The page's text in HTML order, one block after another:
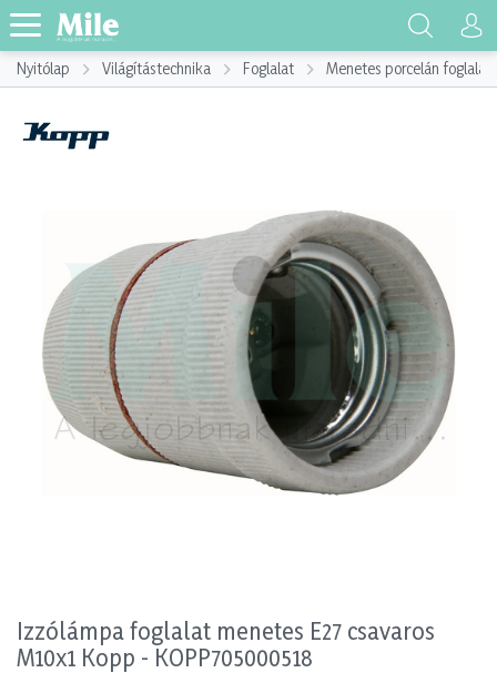
Nyitólap Világítástechnika Foglalat Menetes porcelán foglalat
Izzólámpa foglalat menetes E27 csavaros
M10x1 Kopp - KOPP705000518